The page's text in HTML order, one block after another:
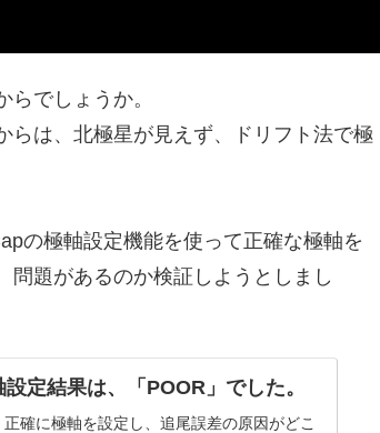
でしょうか。
らは、北極星が見えず、ドリフト法で極
の極軸設定機能を使って正確な極軸を
題があるのか検証しようとしまし
定結果は、「POOR」でした。
確に極軸を設定し、追尾誤差の原因がどこ